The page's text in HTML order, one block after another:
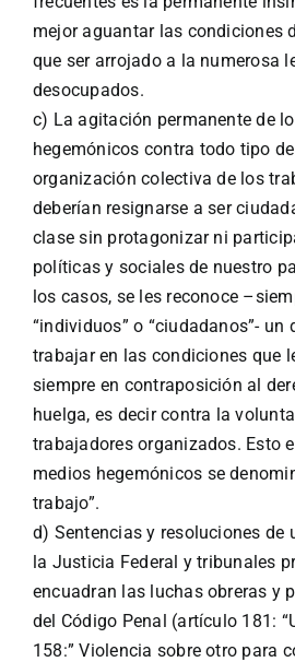
mejor aguantar las condiciones
que ser arrojado a la numerosa
desocupados.
c) La agitación permanente de
hegemónicos contra todo tipo
organización colectiva de los
deberían resignarse a ser
clase sin protagonizar ni
políticas y sociales de nuestro
los casos, se les reconoce
“individuos” o “ciudadanos”- un
trabajar en las condiciones que
siempre en contraposición al
huelga, es decir contra la
trabajadores organizados. Esto
medios hegemónicos se
trabajo”.
d) Sentencias y resoluciones de
la Justicia Federal y tribunales
encuadran las luchas obreras y
del Código Penal (artículo 181:
158:” Violencia sobre otro para